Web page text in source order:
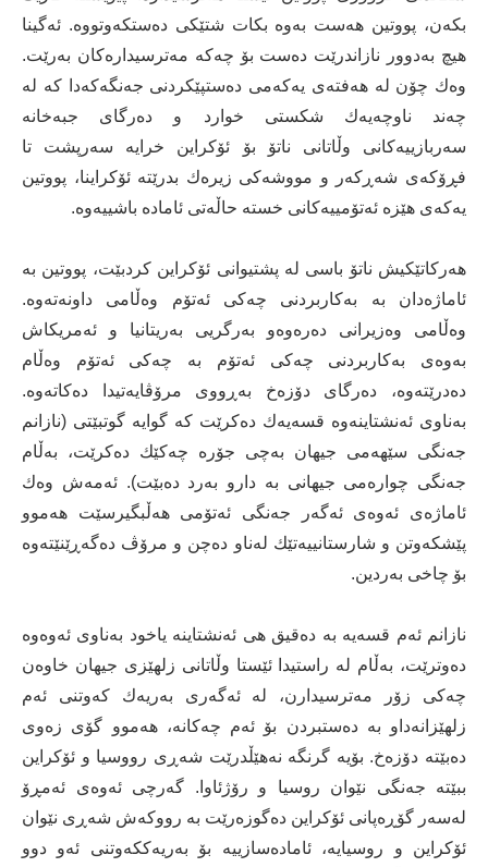
بكه‌ن، پووتین هه‌ست به‌وه‌ بكات شتێكی ده‌ستكه‌وتووه‌. ئه‌گینا
هیچ به‌دوور نازاندرێت ده‌ست بۆ چه‌كه‌ مه‌ترسیداره‌كان به‌رێت.
وه‌ك چۆن له‌ هه‌فته‌ی یه‌كه‌می ده‌ستپێكردنی جه‌نگه‌كه‌دا كه‌ له‌
چه‌ند ناوچه‌یه‌ك شكستی خوارد و ده‌رگای جبه‌خانه‌
سه‌ربازییه‌كانی وڵاتانی ناتۆ بۆ ئۆكراین خرایه‌ سه‌رپشت تا
فڕۆكه‌ی شه‌ڕكه‌ر و مووشه‌كی زیره‌ك بدرێته‌ ئۆكراینا، پووتین
یه‌كه‌ی هێزه‌ ئه‌تۆمییه‌كانی خسته‌ حاڵه‌تی ئاماده‌ باشییه‌وه‌.
هه‌ركاتێكیش ناتۆ باسی له‌ پشتیوانی ئۆكراین كردبێت، پووتین به‌
ئاماژه‌دان به‌ به‌كاربردنی چه‌كی ئه‌تۆم وه‌ڵامی داونه‌ته‌وه‌.
وه‌ڵامی وه‌زیرانی ده‌ره‌وه‌و به‌رگریی به‌ریتانیا و ئه‌مریكاش
به‌وه‌ی به‌كاربردنی چه‌كی ئه‌تۆم به‌ چه‌كی ئه‌تۆم وه‌ڵام
ده‌درێته‌وه‌، ده‌رگای دۆزه‌خ به‌ڕووی مرۆڤایه‌تیدا ده‌كاته‌وه‌.
به‌ناوی ئه‌نشتاینه‌وه‌ قسه‌یه‌ك ده‌كرێت كه‌ گوایه‌ گوتبێتی (نازانم
جه‌نگی سێهه‌می جیهان به‌چی جۆره‌ چه‌كێك ده‌كرێت، به‌ڵام
جه‌نگی چواره‌می جیهانی به‌ دارو به‌رد ده‌بێت). ئه‌مه‌ش وه‌ك
ئاماژه‌ی ئه‌وه‌ی ئه‌گه‌ر جه‌نگی ئه‌تۆمی هه‌ڵبگیرسێت هه‌موو
پێشكه‌وتن و شارستانییه‌تێك له‌ناو ده‌چن و مرۆڤ ده‌گه‌ڕێنێته‌وه‌
بۆ چاخی به‌ردین.
نازانم ئه‌م قسه‌یه‌ به‌ ده‌قیق هی ئه‌نشتاینه‌ یاخود به‌ناوی ئه‌وه‌وه‌
ده‌وترێت، به‌ڵام له‌ راستیدا ئێستا وڵاتانی زلهێزی جیهان خاوه‌ن
چه‌كی زۆر مه‌ترسیدارن، له‌ ئه‌گه‌ری به‌ریه‌ك كه‌وتنی ئه‌م
زلهێزانه‌داو به‌ ده‌ستبردن بۆ ئه‌م چه‌كانه‌، هه‌موو گۆی زه‌وی
ده‌بێته‌ دۆزه‌خ. بۆیه‌ گرنگه‌ نه‌هێڵدرێت شه‌ڕی رووسیا و ئۆكراین
ببێته‌ جه‌نگی نێوان روسیا و رۆژئاوا. گه‌رچی ئه‌وه‌ی ئه‌مڕۆ
له‌سه‌ر گۆڕه‌پانی ئۆكراین ده‌گوزه‌رێت به‌ رووكه‌ش شه‌ڕی نێوان
ئۆكراین و روسیایه‌، ئاماده‌سازییه‌ بۆ به‌ریه‌ككه‌وتنی ئه‌و دوو